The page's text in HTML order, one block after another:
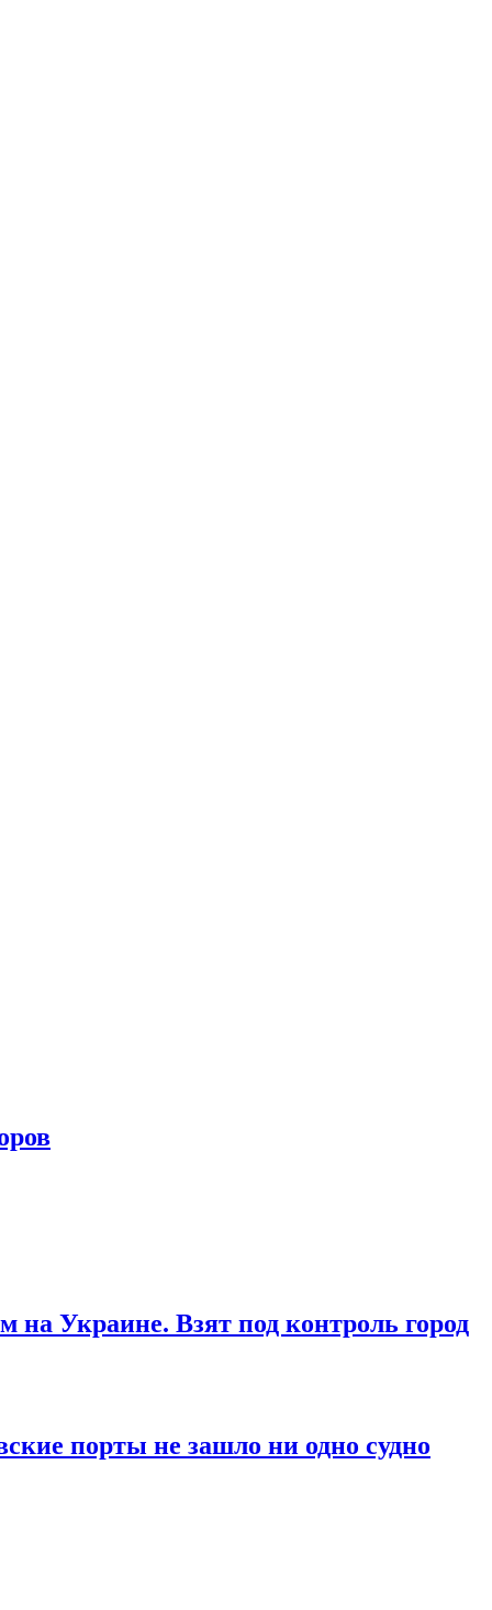
на Украине. Взят под контроль город
порты не зашло ни одно судно